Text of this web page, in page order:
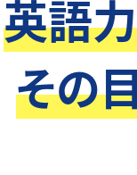
英語
その